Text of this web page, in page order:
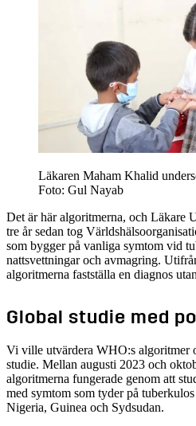
Läkaren Maham Khalid
Foto: Gul Nayab
Det är här algoritmerna, och Läkare
tre år sedan tog
som bygger på vanliga symtom vid
nattsvettningar och avmagring.
algoritmerna fastställa en diagnos
Global studie med
Vi ville utvärdera WHO:s algoritmer
studie. Mellan augusti 2023 och
algoritmerna fungerade genom att
med symtom som tyder på
Nigeria, Guinea och Sydsudan.